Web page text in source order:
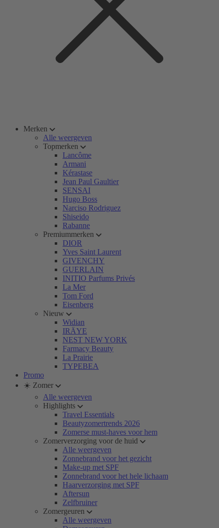
Merken
Alle weergeven
Topmerken
Lancôme
Armani
Kérastase
Jean Paul Gaultier
SENSAI
Hugo Boss
Narciso Rodriguez
Shiseido
Rabanne
Premiummerken
DIOR
Yves Saint Laurent
GIVENCHY
GUERLAIN
INITIO Parfums Privés
La Mer
Tom Ford
Eisenberg
Nieuw
Widian
IRÄYE
NEST NEW YORK
Farmacy Beauty
La Prairie
TYPEBEA
Promo
☀️ Zomer
Alle weergeven
Highlights
Travel Essentials
Beautyzomertrends 2026
Zomerse must-haves voor hem
Zomerverzorging voor de huid
Alle weergeven
Zonnebrand voor het gezicht
Make-up met SPF
Zonnebrand voor het hele lichaam
Haarverzorging met SPF
Aftersun
Zelfbruiner
Zomergeuren
Alle weergeven